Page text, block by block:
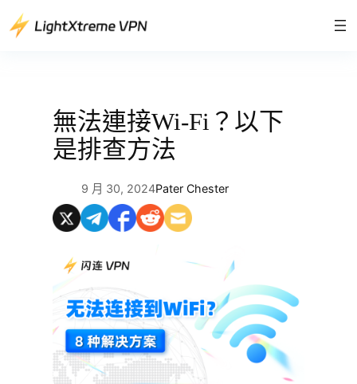
至
無法連接Wi-Fi？以下
是排查方法
9 月 30, 2024Pater Chester